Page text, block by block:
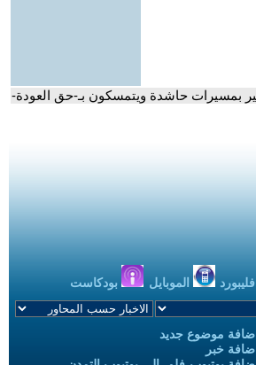
فليبورد الموبايل بودكاست
اضافة موضوع جديد
اضافة خبر